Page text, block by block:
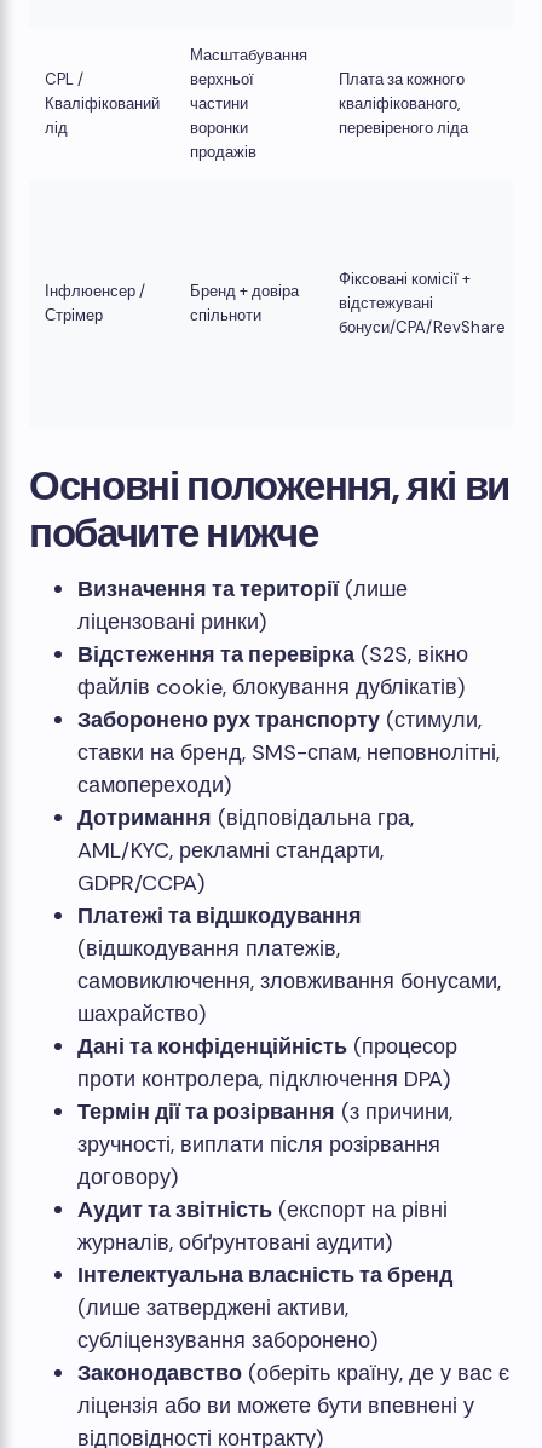
CPL /
Кваліфікований
лід
Масштабування
верхньої
частини
воронки
продажів
Плата за кожного
кваліфікованого,
перевіреного ліда
Інфлюенсер /
Стрімер
Бренд + довіра
спільноти
Фіксовані комісії +
відстежувані
бонуси/CPA/RevShare
Основні положення, які ви
побачите нижче
Визначення та території(лише
ліцензовані ринки)
Відстеження та перевірка (S2S, вікно
файлів cookie, блокування дублікатів)
Заборонено рух транспорту (стимули,
ставки на бренд, SMS-спам, неповнолітні,
самопереходи)
Дотримання (відповідальна гра,
AML/KYC, рекламні стандарти,
GDPR/CCPA)
Платежі та відшкодування
(відшкодування платежів,
самовиключення, зловживання бонусами,
шахрайство)
Дані та конфіденційність (процесор
проти контролера, підключення DPA)
Термін дії та розірвання (з причини,
зручності, виплати після розірвання
договору)
Аудит та звітність (експорт на рівні
журналів, обґрунтовані аудити)
Інтелектуальна власність та бренд
(лише затверджені активи,
субліцензування заборонено)
Законодавство (оберіть країну, де у вас є
ліцензія або ви можете бути впевнені у
відповідності контракту)